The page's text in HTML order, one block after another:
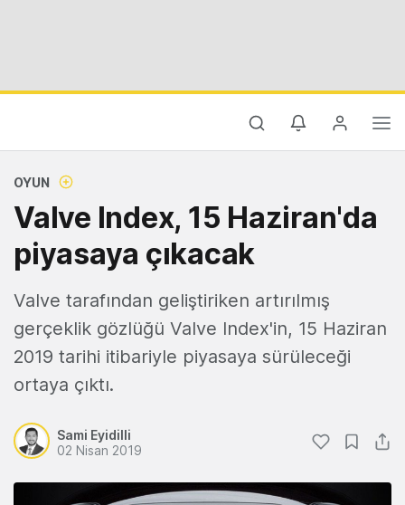
OYUN
Valve Index, 15 Haziran'da
piyasaya çıkacak
Valve tarafından geliştiriken artırılmış
gerçeklik gözlüğü Valve Index'in, 15 Haziran
2019 tarihi itibariyle piyasaya sürüleceği
ortaya çıktı.
Sami Eyidilli
02 Nisan 2019